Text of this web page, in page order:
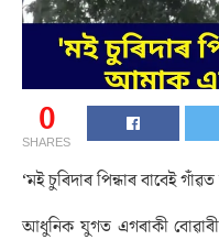
0
SHARES
‘মই চুৰিদাৰ পিন্ধাৰ বাবেই
আধুনিক যুগত এগৰাকী